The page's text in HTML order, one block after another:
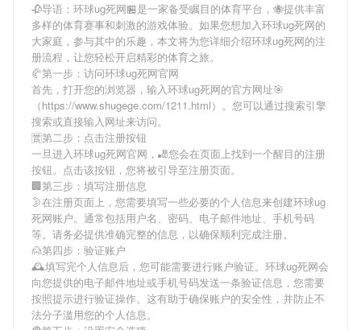
🥀导语： 环球ug死网🏪是一家备受瞩目的体育平台，🐝提供丰富
多样的体育赛事和刺激的游戏体验。如果您想加入环球ug死网的
大家庭，参与其中的乐趣，本文将为您详细介绍环球ug死网的注
册流程，让您轻松开启精彩的体育之旅。
🥐第一步：访问环球ug死网官网
首先，打开您的浏览器，输入环球ug死网的官方网址🎯
（https://www.shugege.com/1211.html）。您可以通过搜索引擎
搜索或直接输入网址来访问。
🈺第二步：点击注册按钮
一旦进入环球ug死网官网，🎳您会在页面上找到一个醒目的注册
按钮。点击该按钮，您将被引导至注册页面。
🏢第三步：填写注册信息
🌛在注册页面上，您需要填写一些必要的个人信息来创建环球ug
死网账户。通常包括用户名、密码、电子邮件地址、手机号码
等。请务必提供准确完整的信息，以确保顺利完成注册。
🙍第四步：验证账户
🕰填写完个人信息后，您可能需要进行账户验证。 环球ug死网会
向您提供的电子邮件地址或手机号码发送一条验证信息，您需要
按照提示进行验证操作。这有助于确保账户的安全性，并防止不
法分子滥用您的个人信息。